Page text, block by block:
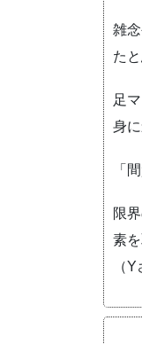
雑
た
足
身
「
限
素
（